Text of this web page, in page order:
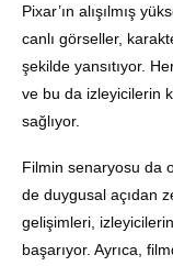
Pixar’ın alışılmış
canlı görseller,
şekilde yansıtıyor.
ve bu da izleyicilerin
sağlıyor.
Filmin senaryosu da
de duygusal açıdan
gelişimleri,
başarıyor. Ayrıca,